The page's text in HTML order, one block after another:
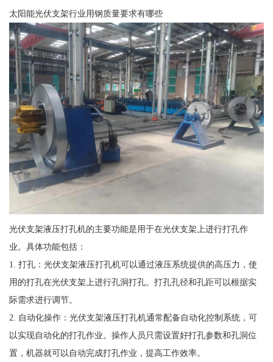
太阳能光伏支架行业用钢质量要求有哪些
光伏支架液压打孔机的主要功能是用于在光伏支架上进行打孔作
业。具体功能包括：
1. 打孔：光伏支架液压打孔机可以通过液压系统提供的高压力，使
用的打孔在光伏支架上进行孔洞打孔。打孔孔径和孔距可以根据实
际需求进行调节。
2. 自动化操作：光伏支架液压打孔机通常配备自动化控制系统，可
以实现自动化的打孔作业。操作人员只需设置好打孔参数和孔洞位
置，机器就可以自动完成打孔作业，提高工作效率。